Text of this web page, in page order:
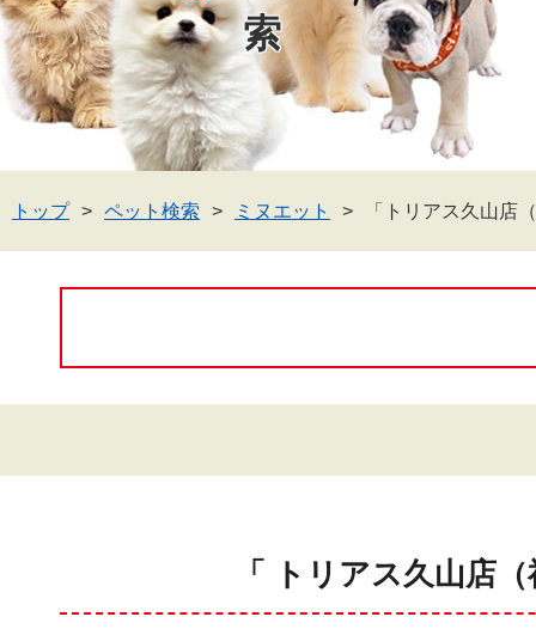
索
トップ ペット検索 ミヌエット 「トリアス久山店
「 トリアス久山店